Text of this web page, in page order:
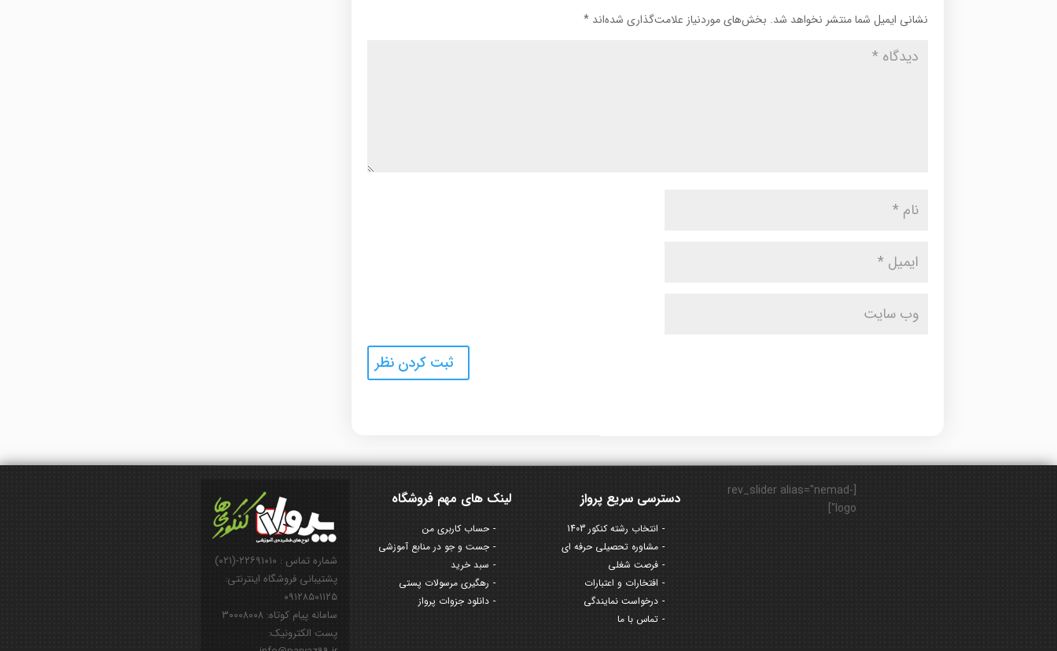
نشانی ایمیل شما منتشر نخواهد شد. بخش‌های موردنیاز علامت‌گذاری شده‌اند*
شماره تماس : ۲۲۶۹۱۰۱۰-(۰۲۱)
پشتیبانی فروشگاه اینترنتی:
۰۹۱۲۸۵۰۱۱۲۵
سامانه پیام کوتاه: ۳۰۰۰۸۰۰۸
پست الکترونیک:
لینک های مهم فروشگاه
حساب کاربری من
جست و جو در منابع آموزشی
سبد خرید
رهگیری مرسولات پستی
دانلود جزوات پرواز
دسترسی سریع پرواز
انتخاب رشته کنکور 1403
مشاوره تحصیلی حرفه ای
فرصت شغلی
افتخارات و اعتبارات
درخواست نمایندگی
تماس با ما
[rev_slider alias="nemad-
logo"]